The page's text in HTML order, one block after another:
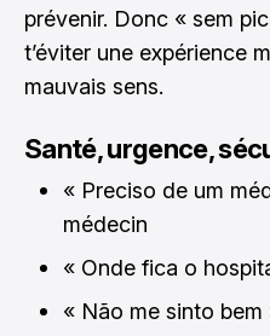
prévenir. Donc « sem
t’éviter une expérience
mauvais sens.
Santé, urgence,
« Preciso de um
médecin
« Onde fica o
« Não me sinto bem